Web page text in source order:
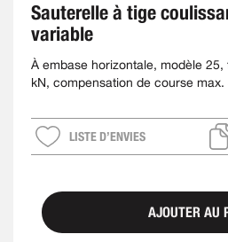
Sauterelle à tige
variable
À embase horizontale, modèle
kN, compensation de course max.
LISTE D’ENVIES
AJOUTER AU